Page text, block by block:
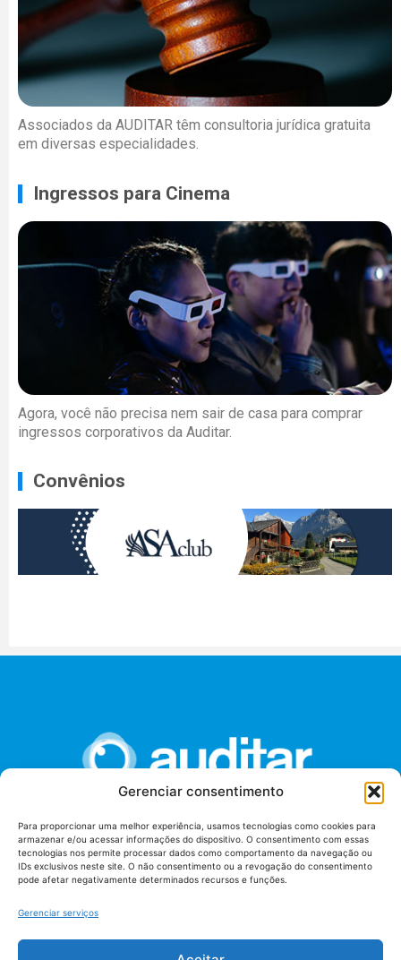
Gerenciar consentimento
Para proporcionar uma melhor experiência, usamos tecnologias como cookies para
armazenar e/ou acessar informações do dispositivo. O consentimento com essas
tecnologias nos permite processar dados como comportamento da navegação ou
IDs exclusivos neste site. O não consentimento ou a revogação do consentimento
pode afetar negativamente determinados recursos e funções.
Gerenciar serviços
Associados da AUDITAR têm consultoria jurídica gratuita
em diversas especialidades.
Ingressos para Cinema
Agora, você não precisa nem sair de casa para comprar
ingressos corporativos da Auditar.
Convênios
União dos Auditores Federais de Controle Externo -
AUDITAR
Setor de Administração Federal Sul (SAF/Sul), Qd. 04, Lt. 01
Tribunal de Contas da União (TCU), Subsolo, Sala S04